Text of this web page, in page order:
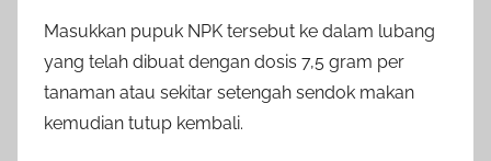
Masukkan pupuk NPK tersebut ke dalam lubang
yang telah dibuat dengan dosis 7,5 gram per
tanaman atau sekitar setengah sendok makan
kemudian tutup kembali.